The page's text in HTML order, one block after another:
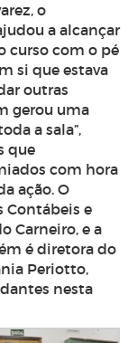
o
a alcançar
curso com o pé
si que estava
outras
gerou uma
a sala”,
que
com hora
ação. O
Contábeis e
Carneiro, e a
é diretora do
Periotto,
nesta